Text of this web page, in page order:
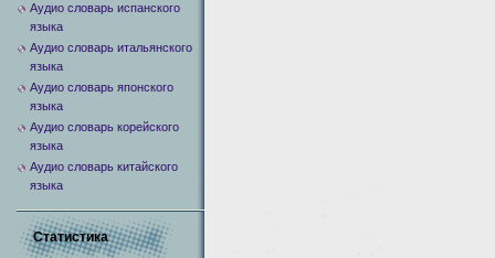
Аудио словарь испанского
языка
Аудио словарь итальянского
языка
Аудио словарь японского
языка
Аудио словарь корейского
языка
Аудио словарь китайского
языка
Статистика